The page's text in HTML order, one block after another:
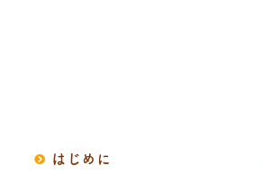
はじめに